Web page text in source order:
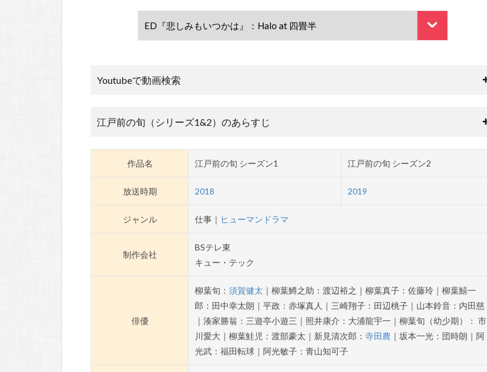
Youtubeで動画検索
江戸前の旬（シリーズ1&2）のあらすじ
作品名 江戸前の旬 シーズン1 江戸前の旬 シーズン2
放送時期 2018 2019
ジャンル 仕事｜ ヒューマンドラマ
制作会社
BSテレ東
キュー・テック
俳優
柳葉旬：須賀健太 ｜柳葉鱒之助：渡辺裕之｜柳葉真子：佐藤玲｜柳葉鱚一
郎：田中幸太朗｜平政：赤塚真人｜三崎翔子：田辺桃子｜山本鈴音：内田慈
｜湊家勝翁：三遊亭小遊三｜照井康介：大浦龍宇一｜柳葉旬（幼少期）： 市
川愛大｜柳葉鮭児：渡部豪太｜新見清次郎：寺田農 ｜坂本一光：団時朗｜阿
光武：福田転球｜阿光敏子：青山知可子